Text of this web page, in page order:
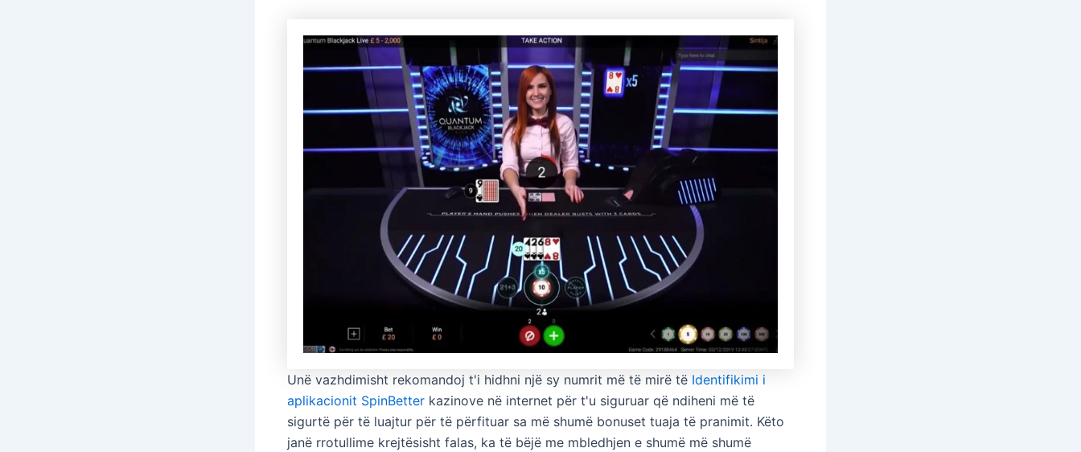
Unë vazhdimisht rekomandoj t'i hidhni një sy numrit më të mirë të Identifikimi i
aplikacionit SpinBetter kazinove në internet për t'u siguruar që ndiheni më të
sigurtë për të luajtur për të përfituar sa më shumë bonuset tuaja të pranimit. Këto
janë rrotullime krejtësisht falas, ka të bëjë me mbledhjen e shumë më shumë